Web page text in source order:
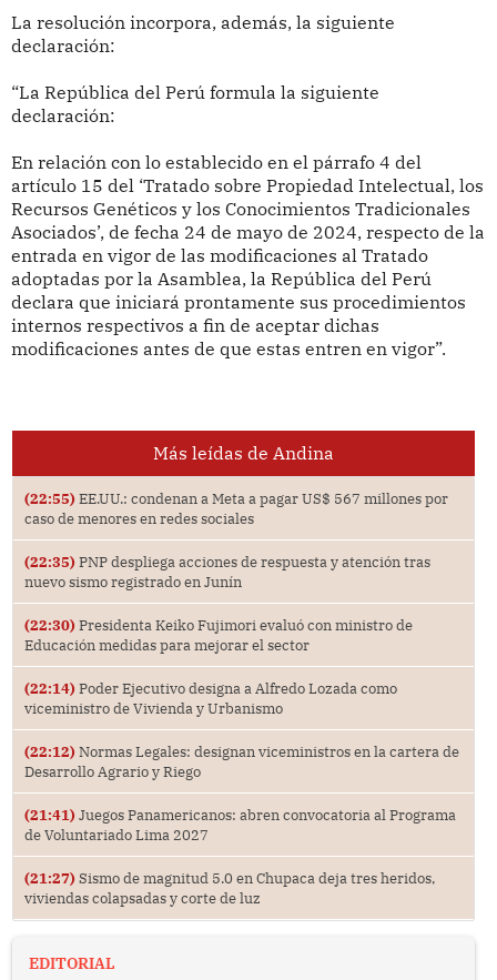
La resolución incorpora, además, la siguiente
declaración:
“La República del Perú formula la siguiente
declaración:
En relación con lo establecido en el párrafo 4 del
artículo 15 del ‘Tratado sobre Propiedad Intelectual, los
Recursos Genéticos y los Conocimientos Tradicionales
Asociados’, de fecha 24 de mayo de 2024, respecto de la
entrada en vigor de las modificaciones al Tratado
adoptadas por la Asamblea, la República del Perú
declara que iniciará prontamente sus procedimientos
internos respectivos a fin de aceptar dichas
modificaciones antes de que estas entren en vigor”.
Más leídas de Andina
(22:55) EE.UU.: condenan a Meta a pagar US$ 567 millones por
caso de menores en redes sociales
(22:35) PNP despliega acciones de respuesta y atención tras
nuevo sismo registrado en Junín
(22:30) Presidenta Keiko Fujimori evaluó con ministro de
Educación medidas para mejorar el sector
(22:14) Poder Ejecutivo designa a Alfredo Lozada como
viceministro de Vivienda y Urbanismo
(22:12) Normas Legales: designan viceministros en la cartera de
Desarrollo Agrario y Riego
(21:41) Juegos Panamericanos: abren convocatoria al Programa
de Voluntariado Lima 2027
(21:27) Sismo de magnitud 5.0 en Chupaca deja tres heridos,
viviendas colapsadas y corte de luz
EDITORIAL